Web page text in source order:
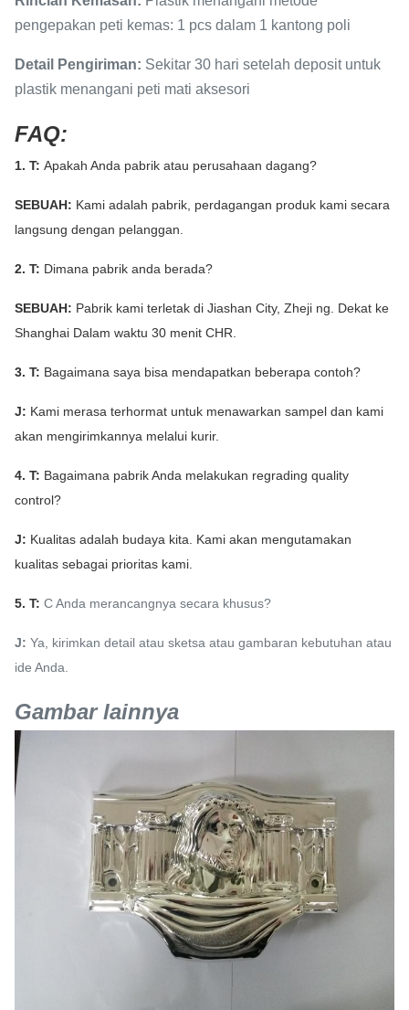
pengepakan peti kemas: 1 pcs dalam 1 kantong poli
Detail Pengiriman: Sekitar 30 hari setelah deposit untuk
plastik menangani peti mati aksesori
FAQ:
1. T: Apakah Anda pabrik atau perusahaan dagang?
SEBUAH: Kami adalah pabrik, perdagangan produk kami secara
langsung dengan pelanggan.
2. T: Dimana pabrik anda berada?
SEBUAH: Pabrik kami terletak di Jiashan City, Zheji ng.
Dekat ke
Shanghai Dalam waktu 30 menit CHR.
3. T: Bagaimana saya bisa mendapatkan beberapa contoh?
J: Kami merasa terhormat untuk menawarkan sampel dan kami
akan mengirimkannya melalui kurir.
4. T: Bagaimana pabrik Anda melakukan regrading quality
control?
J: Kualitas adalah budaya kita.
Kami akan mengutamakan
kualitas sebagai prioritas kami.
5. T: CAnda merancangnya secara khusus?
J: Ya, kirimkan detail atau sketsa atau gambaran kebutuhan atau
ide Anda.
Gambar lainnya